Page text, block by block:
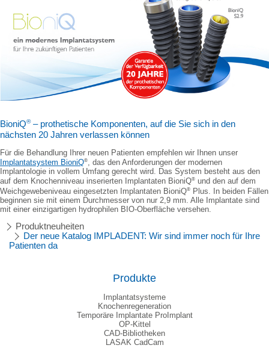
BioniQ®– prothetische Komponenten, auf die Sie sich in den
nächsten 20 Jahren verlassen können
Für die Behandlung Ihrer neuen Patienten empfehlen wir Ihnen unser
Implantatsystem BioniQ®, das den Anforderungen der modernen
Implantologie in vollem Umfang gerecht wird. Das System besteht aus den
auf dem Knochenniveau inserierten Implantaten BioniQ® und den auf dem
Weichgewebeniveau eingesetzten Implantaten BioniQ® Plus. In beiden Fällen
beginnen sie mit einem Durchmesser von nur 2,9 mm. Alle Implantate sind
mit einer einzigartigen hydrophilen BIO-Oberfläche versehen.
Produktneuheiten
Der neue Katalog IMPLADENT: Wir sind immer noch für Ihre
Patienten da
Produkte
Implantatsysteme
Knochenregeneration
Temporäre Implantate ProImplant
OP-Kittel
CAD-Bibliotheken
LASAK CadCam